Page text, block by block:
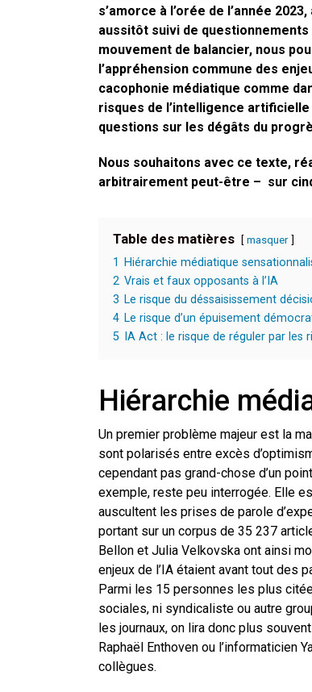
s’amorce à l’orée de l’année
aussitôt suivi de
mouvement de balancier, nous
l’appréhension commune des
cacophonie médiatique comme
risques de l’intelligence
questions sur les dégâts du
Nous souhaitons avec ce texte,
arbitrairement peut-être – sur
Table des matières masquer
1
Hiérarchie médiatique
2 Vrais et faux opposants à l’IA
3 Le risque du déssaisissement
4 Le risque d’un épuisement
5 IA Act : le risque de réguler par les
Hiérarchie
Un premier problème majeur est la
sont polarisés entre excès
cependant pas grand-chose d’un
exemple, reste peu interrogée. Elle
auscultent les prises de parole
portant sur un corpus de 35 237
Bellon et Julia Velkovska ont ainsi
enjeux de l’IA étaient avant tout des
Parmi les 15 personnes les plus
sociales, ni syndicaliste ou autre
les journaux, on lira donc plus
Raphaël Enthoven ou l’informaticien
collègues.